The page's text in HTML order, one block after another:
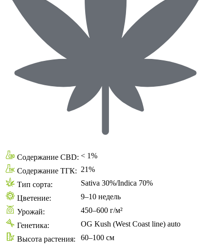
Содержание CBD: < 1%
Содержание ТГК: 21%
Тип сорта:
Sativa 30%/Indica 70%
Цветение:
9–10 недель
Урожай:
450–600 г/м²
Генетика:
OG Kush (West Coast line) auto
Высота растения:
60–100 см